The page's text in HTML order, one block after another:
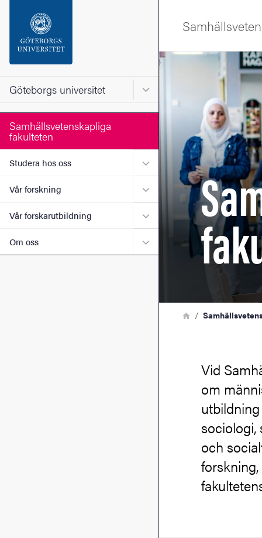
Sidfoten
Om webbplatsen
Göteborgs universitet Huvudmeny för Göteborgs
Samhällsvetenskapliga
fakulteten
Studera hos oss Undermeny för Studera
Vår forskning Undermeny för Vår
Vår forskarutbildning Undermeny för Vår
Om oss Undermeny för Om oss
Bild
LänkstigHem
Vid
om
sociologi,
och